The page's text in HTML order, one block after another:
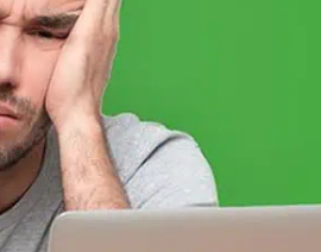
měsíci květnu, a to ve výši